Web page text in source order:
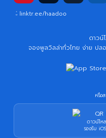
linktr.ee/haadoo
ดาวน์
จองพูลวิลล่าทั่วไทย ง่าย ปล
หรือ
ดาวน์โ
รองรับ